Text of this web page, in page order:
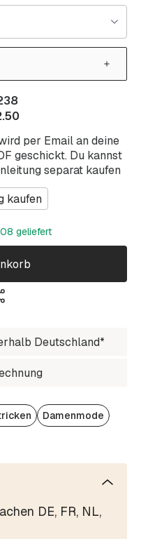
per Email an deine
geschickt. Du kannst
separat kaufen
kaufen
geliefert
Deutschland*
Damenmode
DE, FR, NL,